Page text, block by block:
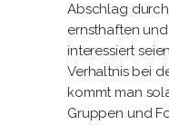
Abschlag
ernsthaften
interessiert
Verhaltnis bei
kommt man
Gruppen und